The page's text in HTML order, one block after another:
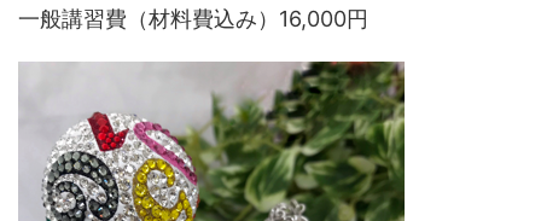
一般講習費（材料費込み）16,000円